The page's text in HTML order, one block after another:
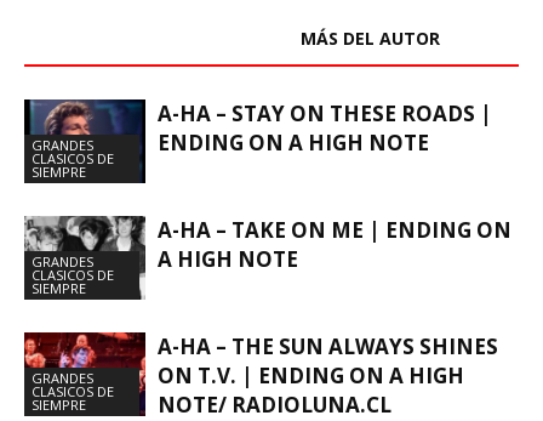
MÁS DEL AUTOR
GRANDES
CLASICOS DE
SIEMPRE
A-HA – STAY ON THESE ROADS |
ENDING ON A HIGH NOTE
GRANDES
CLASICOS DE
SIEMPRE
A-HA – TAKE ON ME | ENDING ON
A HIGH NOTE
GRANDES
CLASICOS DE
SIEMPRE
A-HA – THE SUN ALWAYS SHINES
ON T.V. | ENDING ON A HIGH
NOTE/ RADIOLUNA.CL